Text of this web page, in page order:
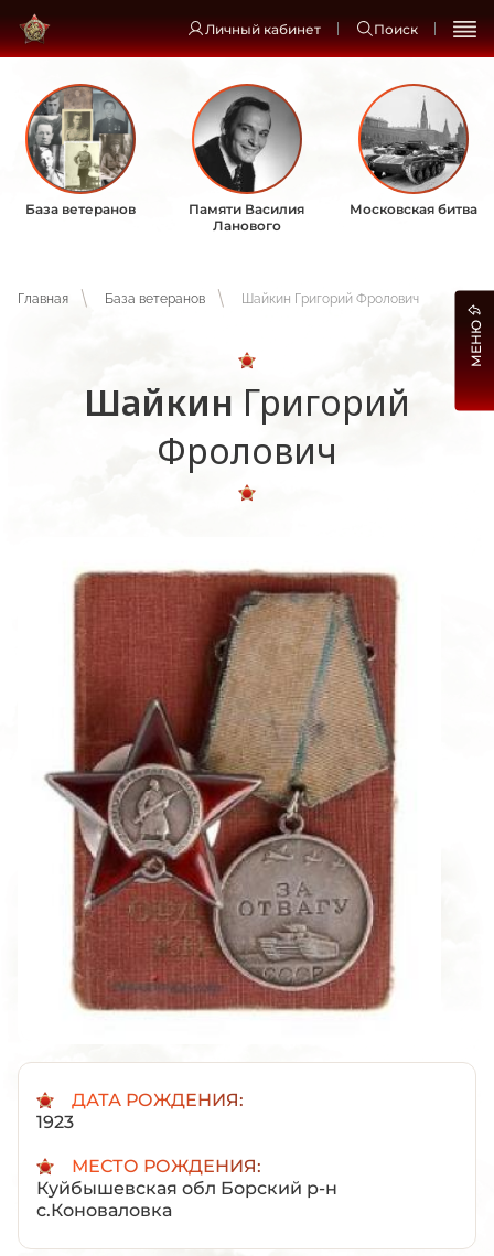
Личный кабинет Поиск
База ветеранов
Памяти Василия
Ланового
Московская битва
Главная База ветеранов Шайкин Григорий Фролович
Шайкин Григорий
Фролович
ДАТА РОЖДЕНИЯ:
1923
МЕСТО РОЖДЕНИЯ:
Куйбышевская обл Борский р-н
с.Коноваловка
МЕНЮ